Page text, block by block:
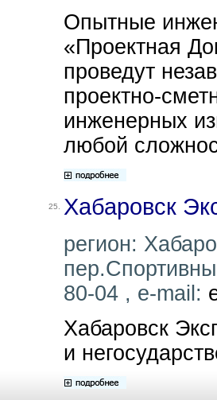
Опытные
«Проектная
проведут
проектно-
инженерных
любой
25. Хабаровск
регион:
80-04 , e-mail:
Хабаровск
и